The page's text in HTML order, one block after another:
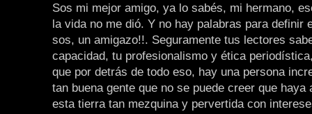
Sos mi mejor amigo, ya lo sabés, mi hermano,
la vida no me dió. Y no hay palabras para definir
sos, un amigazo!!. Seguramente tus lectores
capacidad, tu profesionalismo y ética
que por detrás de todo eso, hay una persona
tan buena gente que no se puede creer que haya
esta tierra tan mezquina y pervertida con